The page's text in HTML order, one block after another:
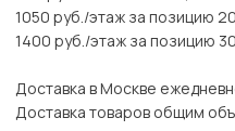
1050 руб./этаж за позицию
1400 руб./этаж за позицию
Доставка в Москве
Доставка товаров общим